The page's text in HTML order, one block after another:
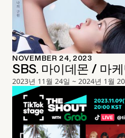
NOVEMBER 24, 2023
SBS. 마이데몬 / 마
2023년 11월 24일 ~ 2024년 1월